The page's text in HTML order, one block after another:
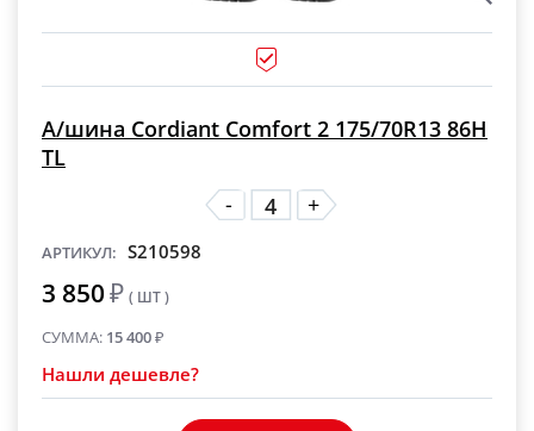
А/шина Cordiant Comfort 2 175/70R13 86H
TL
-
+
АРТИКУЛ: S210598
3 850₽ ( ШТ )
СУММА: 15 400₽
Нашли дешевле?